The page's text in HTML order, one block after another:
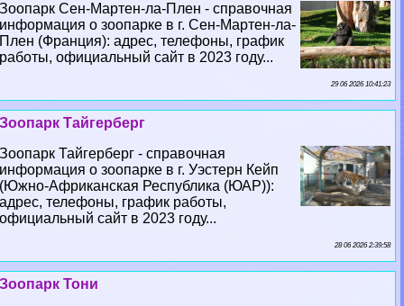
Зоопарк Сен-Мартен-ла-Плен - справочная
информация о зоопарке в г. Сен-Мартен-ла-
Плен (Франция): адрес, телефоны, график
работы, официальный сайт в 2023 году...
29 06 2026 10:41:23
Зоопарк Тайгерберг
Зоопарк Тайгерберг - справочная
информация о зоопарке в г. Уэстерн Кейп
(Южно-Африканская Республика (ЮАР)):
адрес, телефоны, график работы,
официальный сайт в 2023 году...
28 06 2026 2:39:58
Зоопарк Тони